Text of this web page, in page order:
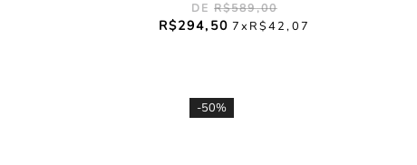
R$589,00
R$294, 50 7 R$42,07
-50%